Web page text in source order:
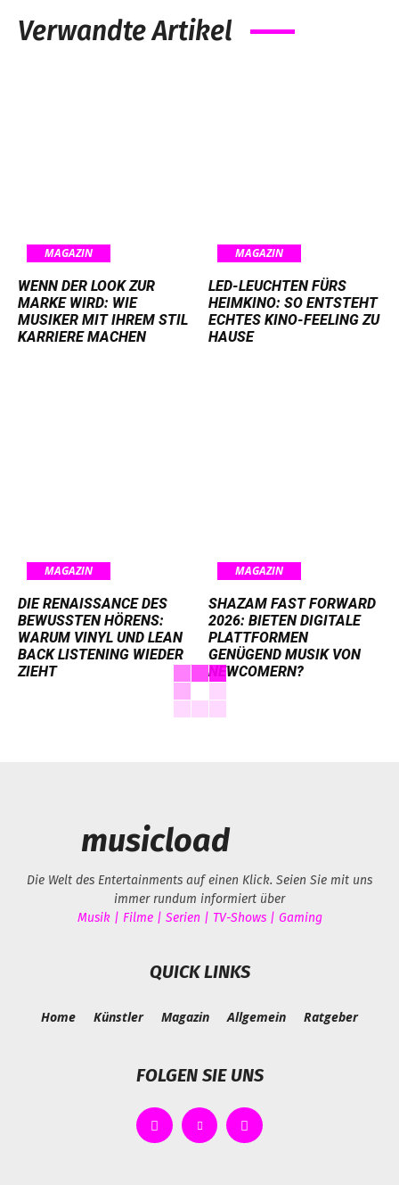
Verwandte Artikel
MAGAZIN
WENN DER LOOK ZUR
MARKE WIRD: WIE
MUSIKER MIT IHREM STIL
KARRIERE MACHEN
MAGAZIN
LED-LEUCHTEN FÜRS
HEIMKINO: SO ENTSTEHT
ECHTES KINO-FEELING ZU
HAUSE
MAGAZIN
DIE RENAISSANCE DES
BEWUSSTEN HÖRENS:
WARUM VINYL UND LEAN
BACK LISTENING WIEDER
ZIEHT
MAGAZIN
SHAZAM FAST FORWARD
2026: BIETEN DIGITALE
PLATTFORMEN
GENÜGEND MUSIK VON
NEWCOMERN?
musicload
Die Welt des Entertainments auf einen Klick. Seien Sie mit uns
immer rundum informiert über
Musik | Filme | Serien | TV-Shows | Gaming
QUICK LINKS
Home Künstler Magazin Allgemein Ratgeber
FOLGEN SIE UNS